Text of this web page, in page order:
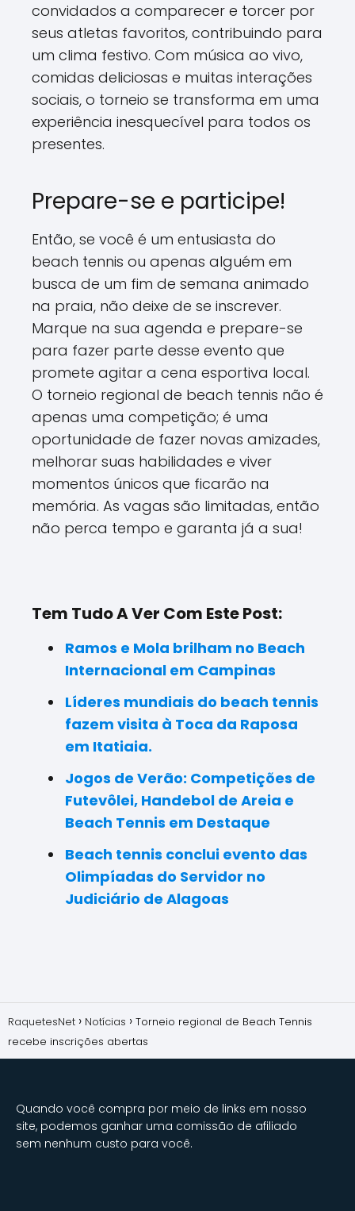
convidados a comparecer e torcer por
seus atletas favoritos, contribuindo para
um clima festivo. Com música ao vivo,
comidas deliciosas e muitas interações
sociais, o torneio se transforma em uma
experiência inesquecível para todos os
presentes.
Prepare-se e participe!
Então, se você é um entusiasta do
beach tennis ou apenas alguém em
busca de um fim de semana animado
na praia, não deixe de se inscrever.
Marque na sua agenda e prepare-se
para fazer parte desse evento que
promete agitar a cena esportiva local.
O torneio regional de beach tennis não é
apenas uma competição; é uma
oportunidade de fazer novas amizades,
melhorar suas habilidades e viver
momentos únicos que ficarão na
memória. As vagas são limitadas, então
não perca tempo e garanta já a sua!
Tem Tudo A Ver Com Este Post:
Ramos e Mola brilham no Beach
Internacional em Campinas
Líderes mundiais do beach tennis
fazem visita à Toca da Raposa
em Itatiaia.
Jogos de Verão: Competições de
Futevôlei, Handebol de Areia e
Beach Tennis em Destaque
Beach tennis conclui evento das
Olimpíadas do Servidor no
Judiciário de Alagoas
RaquetesNet Notícias
Torneio regional de Beach Tennis
recebe inscrições abertas
Quando você compra por meio de links em nosso
site, podemos ganhar uma comissão de afiliado
sem nenhum custo para você.